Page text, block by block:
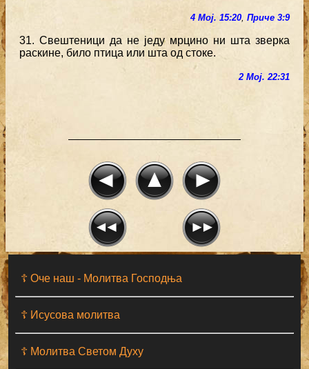
☦ Оче наш - Moлитва Господња
☦ Исусова молитва
☦ Молитва Светом Духу
4 Мој. 15:20, Приче 3:9
31. Свештеници да не једу мрцино ни шта зверка
раскине, било птица или шта од стоке.
2 Мој. 22:31